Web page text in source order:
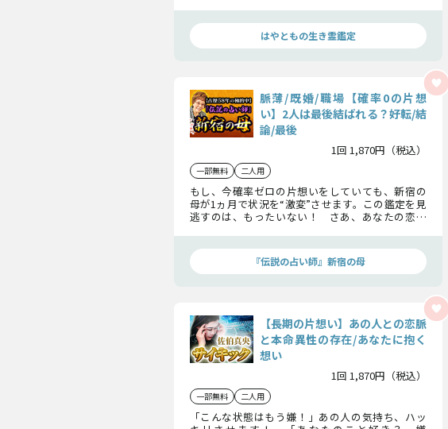
はやともの生き霊鑑定
脈薄/既婚/職場【確率0の片想
い】2人は最後結ばれる？好転/結
論/最後
1回 1,870円（税込）
一部無料 二人用
もし、今確率ゼロの片想いをしていても、新宿の
母が1ヵ月で状況を“激変”させます。この鑑定を見
逃すのは、もったいない！ さあ、あなたの恋未
『伝説の占い師』新宿の母
【長期の片想い】あの人との恋脈
と本命異性の存在/あなたに抱く
想い
1回 1,870円（税込）
一部無料 二人用
「こんな状態はもう嫌！」あの人の気持ち、ハッ